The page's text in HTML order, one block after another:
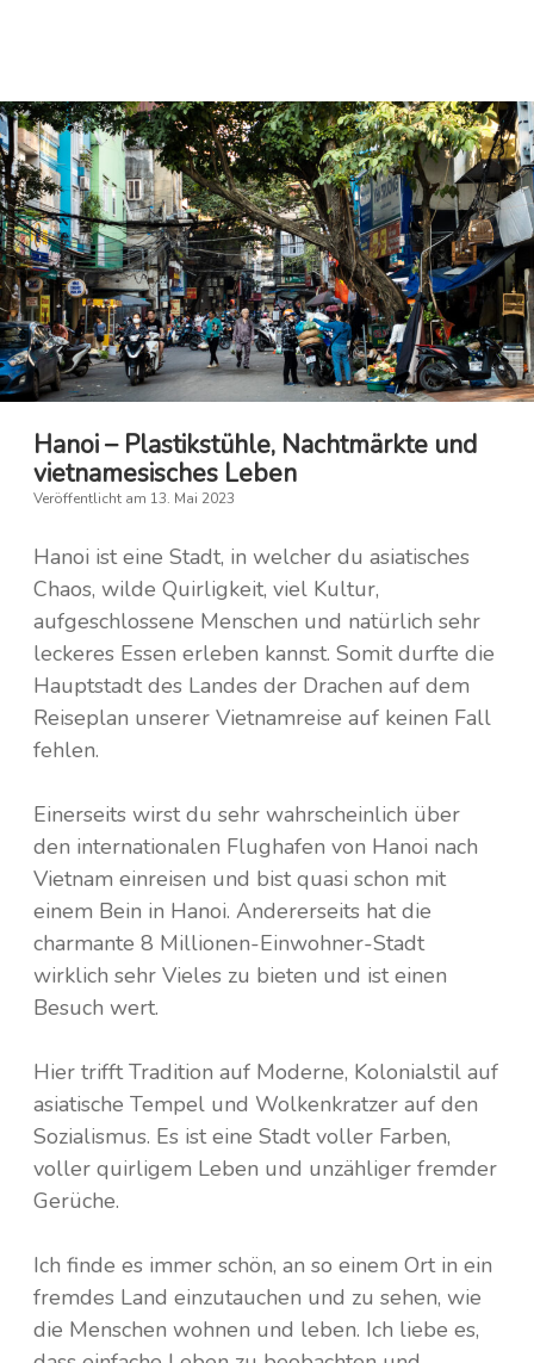
Hanoi – Plastikstühle, Nachtmärkte und
vietnamesisches Leben
Veröffentlicht am 13. Mai 2023
Hanoi ist eine Stadt, in welcher du asiatisches
Chaos, wilde Quirligkeit, viel Kultur,
aufgeschlossene Menschen und natürlich sehr
leckeres Essen erleben kannst. Somit durfte die
Hauptstadt des Landes der Drachen auf dem
Reiseplan unserer Vietnamreise auf keinen Fall
fehlen.
Einerseits wirst du sehr wahrscheinlich über
den internationalen Flughafen von Hanoi nach
Vietnam einreisen und bist quasi schon mit
einem Bein in Hanoi. Andererseits hat die
charmante 8 Millionen-Einwohner-Stadt
wirklich sehr Vieles zu bieten und ist einen
Besuch wert.
Hier trifft Tradition auf Moderne, Kolonialstil auf
asiatische Tempel und Wolkenkratzer auf den
Sozialismus. Es ist eine Stadt voller Farben,
voller quirligem Leben und unzähliger fremder
Gerüche.
Ich finde es immer schön, an so einem Ort in ein
fremdes Land einzutauchen und zu sehen, wie
die Menschen wohnen und leben. Ich liebe es,